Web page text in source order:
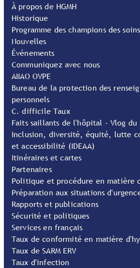
À propos de HGMH
Historique
Programme des champions des soins
Nouvelles
Événements
Communiquez avec nous
AIIAO OVPE
Bureau de la protection des
personnels
C. difficile Taux
Faits saillants de l'hôpital - Vlog du
Inclusion, diversité, équité, lutte
et accessibilité (IDEAA)
Itinéraires et cartes
Partenaires
Politique et procédure en matière
Préparation aux situations
Rapports et publications
Sécurité et politiques
Services en français
Taux de conformité en matière
Taux de SARM ERV
Taux d'infection